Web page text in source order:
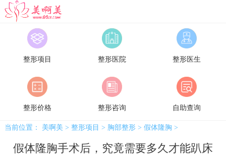
美啊美
整形项目 整形医院 整形医生
整形价格 整形咨询 自助查询
当前位置： 美啊美 > 整形项目 > 胸部整形> 假体隆胸 >
假体隆胸手术后，究竟需要多久才能趴床